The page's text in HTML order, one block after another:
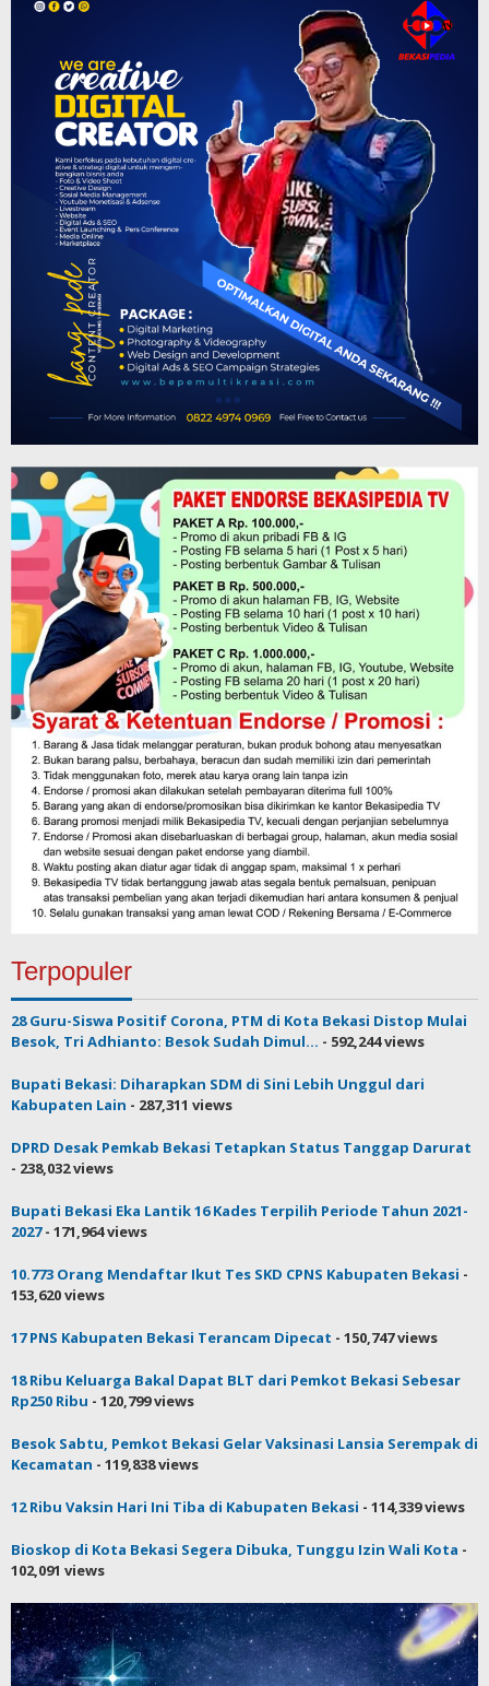
Terpopuler
28 Guru-Siswa Positif Corona, PTM di Kota Bekasi Distop Mulai
Besok, Tri Adhianto: Besok Sudah Dimul... - 592,244 views
Bupati Bekasi: Diharapkan SDM di Sini Lebih Unggul dari
Kabupaten Lain - 287,311 views
DPRD Desak Pemkab Bekasi Tetapkan Status Tanggap Darurat
- 238,032 views
Bupati Bekasi Eka Lantik 16 Kades Terpilih Periode Tahun 2021-
2027- 171,964 views
10.773 Orang Mendaftar Ikut Tes SKD CPNS Kabupaten Bekasi -
153,620 views
17 PNS Kabupaten Bekasi Terancam Dipecat - 150,747 views
18 Ribu Keluarga Bakal Dapat BLT dari Pemkot Bekasi Sebesar
Rp250 Ribu - 120,799 views
Besok Sabtu, Pemkot Bekasi Gelar Vaksinasi Lansia Serempak di
Kecamatan - 119,838 views
12 Ribu Vaksin Hari Ini Tiba di Kabupaten Bekasi - 114,339 views
Bioskop di Kota Bekasi Segera Dibuka, Tunggu Izin Wali Kota -
102,091 views